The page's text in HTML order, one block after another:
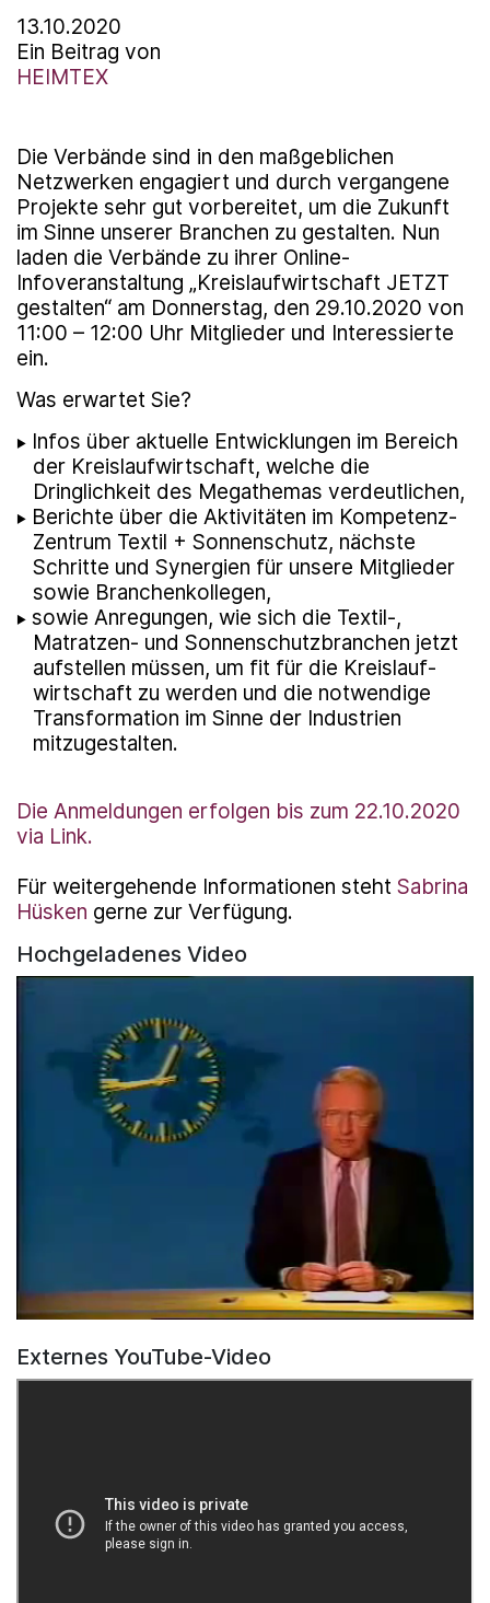
13.10.2020
Ein Beitrag von
HEIMTEX
Die Verbände sind in den maßgeblichen
Netzwerken engagiert und durch vergangene
Projekte sehr gut vorbereitet, um die Zukunft
im Sinne unserer Branchen zu gestalten. Nun
laden die Verbände zu ihrer Online-
Infoveranstaltung „Kreis­lauf­wirtschaft JETZT
gestalten“ am Donnerstag, den 29.10.2020 von
11:00 – 12:00 Uhr Mitglieder und Interessierte
ein.
Was erwartet Sie?
Infos über aktuelle Entwicklungen im Bereich
der Kreis­lauf­wirtschaft, welche die
Dringlichkeit des Megathemas verdeutlichen,
Berichte über die Aktivitäten im Kompetenz-
Zentrum Textil + Sonnenschutz, nächste
Schritte und Synergien für unsere Mitglieder
sowie Branchenkollegen,
sowie Anregungen, wie sich die Textil-,
Matratzen- und Sonnenschutzbranchen jetzt
aufstellen müssen, um fit für die Kreis­lauf­
wirtschaft zu werden und die notwendige
Transformation im Sinne der Industrien
mitzugestalten.
Die Anmeldungen erfolgen bis zum 22.10.2020
via Link.
Für weitergehende Informationen steht Sabrina
Hüsken gerne zur Verfügung.
Hochgeladenes Video
Externes YouTube-Video